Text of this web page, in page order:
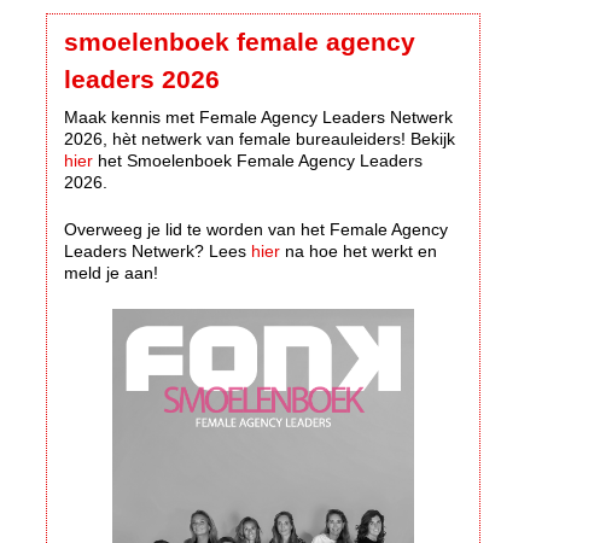
smoelenboek female agency
leaders 2026
Maak kennis met Female Agency Leaders Netwerk
2026, hèt netwerk van female bureauleiders! Bekijk
hier het Smoelenboek Female Agency Leaders
2026.
Overweeg je lid te worden van het Female Agency
Leaders Netwerk? Lees hier na hoe het werkt en
meld je aan!